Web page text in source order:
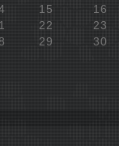
15
16
22
23
29
30